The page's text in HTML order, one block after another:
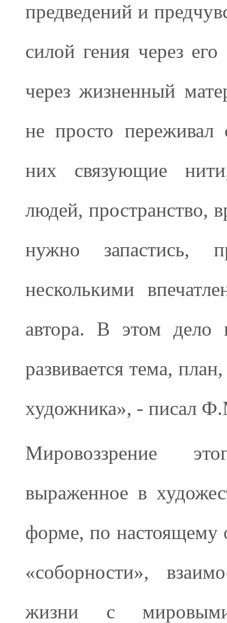
предведений и
силой гения через
через жизненный
не просто
них связующие
людей, пространство,
нужно запастись,
несколькими
автора. В этом дело
развивается тема,
художника», - писал
Мировоззрение
выраженное в
форме, по настоящему
«соборности»,
жизни с мировыми